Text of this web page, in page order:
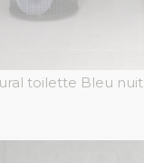
toilette Bleu nuit